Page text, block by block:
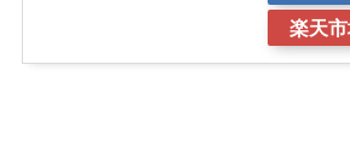
楽天